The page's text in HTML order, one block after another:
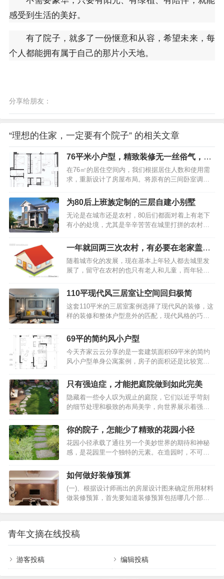
感受到生活的美好。
有了院子，就多了一份惬意和从容，希望未来，每
个人都能拥有属于自己的那片小天地。
分享给朋友：
“理想的住家，一定要有个院子” 的相关文章
76平米小户型，精致装修无一丝俗气，堪
称家装典范之作
在76㎡的居住空间内，我们根据居住人数和使用需
求，重新设计了房屋布局。将原有的三间卧室调整
足了屋主的需求，被打造成了一个光线充足、通透
的书房。这里不仅是居家办公的理想场所，还特别
设置了攀岩墙和瑜伽角，为屋主提供了娱乐和休憩
的空间。76平米小户型，精致装修无一丝俗气，堪
称家装典范之作平面布置图客厅76平米小户型，精
致装修无一丝俗气，堪称家装典范之作客厅虽然小
木百叶，形成了连续的窗带效果，让光线能够灵活
地进入室内…
为80后上班族定制的三层自建小别墅
无论是在城市还是农村，80后们都面对着上有老下
有小的处境，尤其是辛辛苦苦在城里打拼的农村
子，把父母、孩子、夫妻俩全可以住的下实在有点
难，所以不少人都会选择在老家再盖一栋小别墅，
一来父母养老居住方便，二来趁着政策还允许，在
老家把宅基地先占着，或者以后等老了给自己养老
的居所，那什么样的房子适合现在的农村建造呢？
下面美墅住宅给大家介绍一款美观又实用的别墅户
墅，这栋自建别墅的造型非常新颖，非常大方时
尚。灰白色的外墙，不…
一年就回两三次农村，有必要在老家盖新
房子吗
随着城市化的发展，现在基本上年轻人都去城里发
展了，留守在农村的也只有老人和儿童，而年轻人
房，依旧想回农村老家建房，这又是为什么呢？不
少人表示城市的日渐高涨的房价，让他们无法承
受，在农村老家，最不济还有一块地，或建房或种
地或发展副业，心里总安定些。有人说，那是为了
面子。在外边不管赚了多少钱，还是身家千万，但
村里人都不知道。但是在老家建一栋上档次的别
为了老人。毕竟父母在老家呆了大半辈子，在城里
又过不习惯。老人家安…
110平现代风三居室让空间回归极简
这套110平米的三居室案例选择了现代风的装修，这
样的装修和整体户型意外的匹配，现代风格的巧妙
只花费了9万，可谓物美价廉了。110平现代风三居
室让空间回归极简, 餐厅充满原始自然的味道让空间
回归极简，就要抛开一切冗余的元素，只以简单的
线条彰显优雅格调，注重一线，一点，一面及其细
节处理，再搭配品位高级的功能性家具，呈现一种
感官上的简洁。110平现代风三居室让空间回归极
意不要装修得太繁杂，尤其是不要放太多的东西…
69平的简约风小户型
今天齐家云云分享的是一套建筑面积69平米的简约
风小户型单身公寓案例，房子的面积还是比较宽敞
文艺的搭配方案让整个家看起来轻松而又舒适，营
造出了一个温馨的居住空间。下面就一起来看看
吧，希望大家喜欢~69平的简约风小户型，卫生间洗
手台的镜面柜，设计的很赞平面布置图69平的简约
风小户型，卫生间洗手台的镜面柜，设计的很赞入
户的玄关走廊被放在了入户门的侧方，通往厨房的
一侧的墙面摆放穿衣镜，方便出门前整理仪容。69
平的简约…
只有强迫症，才能把庭院做到如此完美
隐藏着一些令人叹为观止的庭院，它们以近乎苛刻
的细节处理和极致的布局美学，向世界展示着强迫
的延伸，更是对完美主义的极致追求。当你踏入这
些庭院，你会深刻感受到：只有强迫症，才能把庭
院做到如此完美。只有强迫症，才能把庭院做到如
此完美。01精雕细琢的布局，强迫症的完美体现走
进这些庭院，你会发现每一处布局都经过了深思熟
虑。草坪、花坛、水景、座椅，这些元素被精心安
次感。主入口与小径的转折，每一个角落的点缀，
都经过精心规划…
你的院子，怎能少了精致的花园小径
花园小径承载了通往另一个美妙世界的期待和神秘
感，是花园里一个独特的元素。在造园时，不可忽
怎能少了精致的花园小径大家有注意到花园角落有
一个沉睡着的空间吗？▽建筑物旁的狭长小路或枯
燥无味的过道。在这个狭小的空间里，如何打造一
条出类拔萃花园小径？01铺装材料庭院设计｜你的
哪种适合庭院风格的材料？是否全体铺装？怎样制
造出蜿蜒曲折的感觉？如何设计富于节奏的踏脚
石？庭院设计｜你…
如何做好装修预算
(一)、根据设计师画出的房屋设计图来确定所用材料
做装修预算，首先要知道装修预算包括哪几个部
说，设计师会问业主大概想拿多少钱装修，这时业
主最好不要说出具体的数字，如果业主说出一个具
体的数字，设计师在设计时就会照着这个数字去思
量所用材料;如果业主不说一个具体数字，设计师为
青年文摘在线投稿
游客投稿 编辑投稿